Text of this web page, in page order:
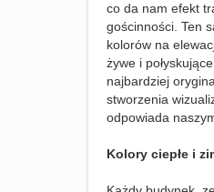
co da nam efekt
gościnności. Ten
kolorów na
żywe i
najbardziej
stworzenia
odpowiada
Kolory ciepłe i